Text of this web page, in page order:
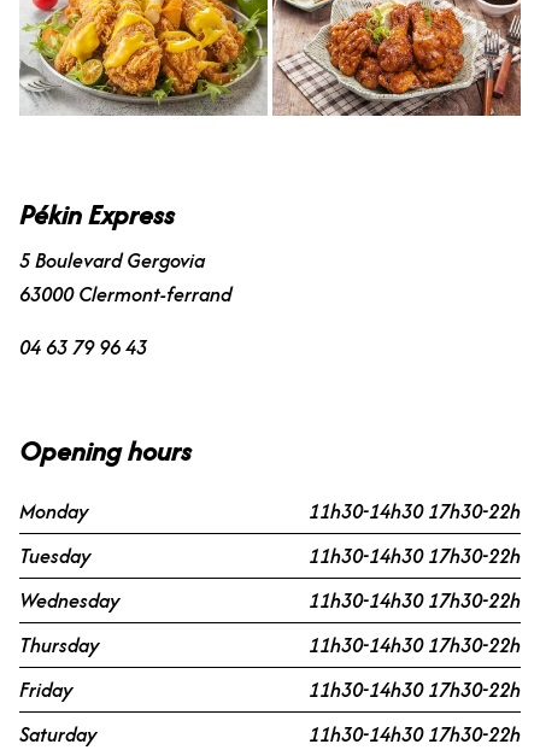
Pékin Express
5 Boulevard Gergovia
63000 Clermont-ferrand
04 63 79 96 43
Opening hours
Monday
11h30-14h30 17h30-22h
Tuesday
11h30-14h30 17h30-22h
Wednesday
11h30-14h30 17h30-22h
Thursday
11h30-14h30 17h30-22h
Friday
11h30-14h30 17h30-22h
Saturday
11h30-14h30 17h30-22h